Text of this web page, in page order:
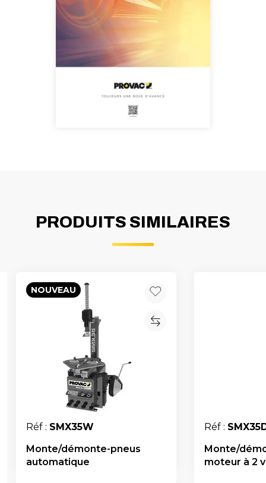
PRODUITS SIMILAIRES
NOUVEAU
Réf : SMX35W
Monte/démonte-pneus
automatique
Réf :
Monte/
moteur à 2